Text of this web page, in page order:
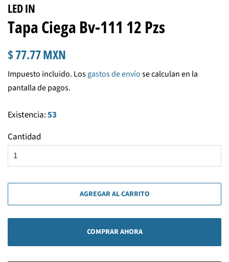
LED IN
Tapa Ciega Bv-111 12 Pzs
Precio
$ 77.77 MXN
venta
Impuesto incluido. Losgastos de envíose calculan en la
pantalla de pagos.
Existencia:53
Cantidad
AGREGAR AL CARRITO
COMPRAR AHORA